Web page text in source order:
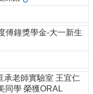
傅鐘獎學金-大一新生
承老師實驗室 王宜仁
同學 榮獲ORAL